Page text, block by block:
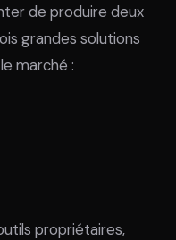
de produire deux
grandes solutions
marché :
propriétaires,